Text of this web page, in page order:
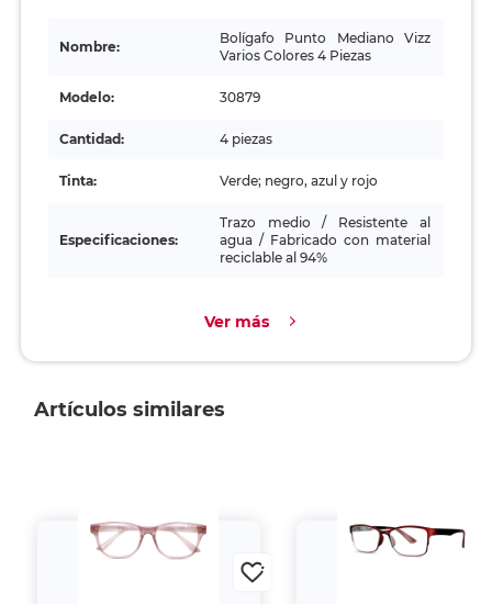
Nombre:
Bolígafo Punto Mediano Vizz
Varios Colores 4 Piezas
Modelo: 30879
Cantidad: 4 piezas
Tinta: Verde; negro, azul y rojo
Especificaciones:
Trazo medio / Resistente al
agua / Fabricado con material
reciclable al 94%
Ver más
Artículos similares